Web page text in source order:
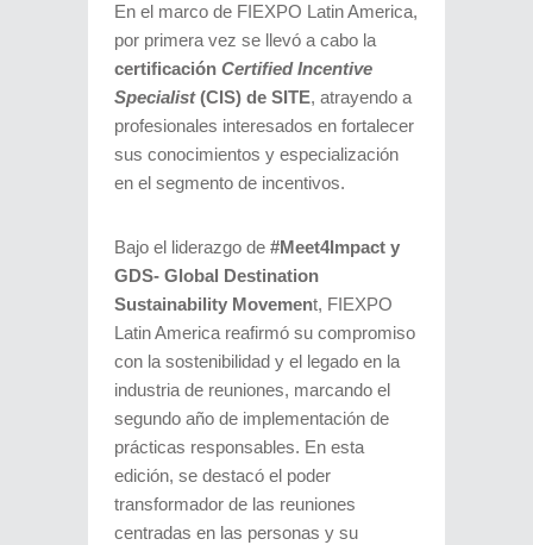
En el marco de FIEXPO Latin America,
por primera vez se llevó a cabo la
certificación Certified Incentive
Specialist(CIS) de SITE, atrayendo a
profesionales interesados en fortalecer
sus conocimientos y especialización
en el segmento de incentivos.
Bajo el liderazgo de #Meet4Impact y
GDS- Global Destination
Sustainability Movement, FIEXPO
Latin America reafirmó su compromiso
con la sostenibilidad y el legado en la
industria de reuniones, marcando el
segundo año de implementación de
prácticas responsables. En esta
edición, se destacó el poder
transformador de las reuniones
centradas en las personas y su